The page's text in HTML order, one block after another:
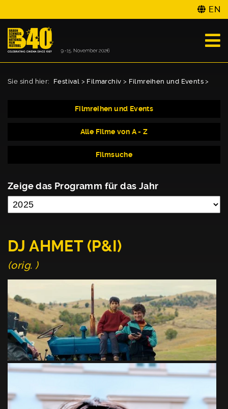
EN
Sie sind hier: Festival > Filmarchiv > Filmreihen und Events >
Filmreihen und Events
Alle Filme von A - Z
Filmsuche
Zeige das Programm für das Jahr
DJ AHMET (P&I)
(orig. )